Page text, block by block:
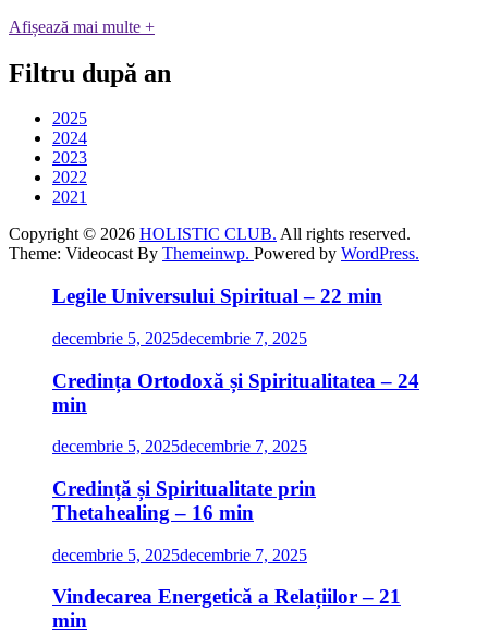
Afișează mai multe +
Filtru după an
2025
2024
2023
2022
2021
Copyright © 2026 HOLISTIC CLUB. All rights reserved.
Theme: Videocast By Themeinwp. Powered by WordPress.
Legile Universului Spiritual – 22 min
decembrie 5, 2025decembrie 7, 2025
Credința Ortodoxă și Spiritualitatea – 24
min
decembrie 5, 2025decembrie 7, 2025
Credință și Spiritualitate prin
Thetahealing – 16 min
decembrie 5, 2025decembrie 7, 2025
Vindecarea Energetică a Relațiilor – 21
min